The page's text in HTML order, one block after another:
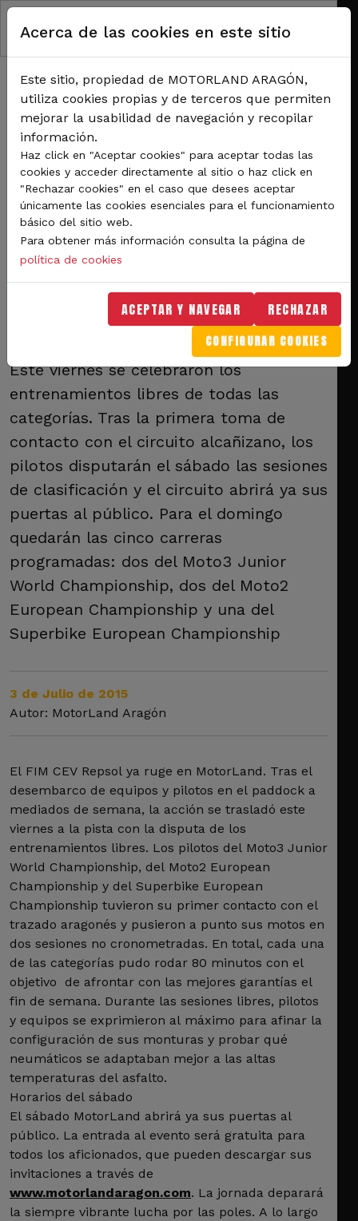
Pasar al contenido principal
RUTA DE NAVEGACIÓN
El FIM CEV Repsol acelera en MotorLand con la primera jornada de actividad en
pista
El FIM CEV Repsol acelera
en MotorLand con la
primera jornada de
actividad en pista
Este viernes se celebraron los
entrenamientos libres de todas las
categorías. Tras la primera toma de
contacto con el circuito alcañizano, los
pilotos disputarán el sábado las sesiones
de clasificación y el circuito abrirá ya sus
puertas al público. Para el domingo
quedarán las cinco carreras
programadas: dos del Moto3 Junior
World Championship, dos del Moto2
European Championship y una del
Superbike European Championship
3 de Julio de 2015
Autor: MotorLand Aragón
El FIM CEV Repsol ya ruge en MotorLand. Tras el
desembarco de equipos y pilotos en el paddock a
mediados de semana, la acción se trasladó este
viernes a la pista con la disputa de los
entrenamientos libres. Los pilotos del Moto3 Junior
World Championship, del Moto2 European
Championship y del Superbike European
Championship tuvieron su primer contacto con el
trazado aragonés y pusieron a punto sus motos en
dos sesiones no cronometradas. En total, cada una
de las categorías pudo rodar 80 minutos con el
objetivo de afrontar con las mejores garantías el
fin de semana. Durante las sesiones libres, pilotos
y equipos se exprimieron al máximo para afinar la
configuración de sus monturas y probar qué
neumáticos se adaptaban mejor a las altas
temperaturas del asfalto.
Horarios del sábado
El sábado MotorLand abrirá ya sus puertas al
público. La entrada al evento será gratuita para
todos los aficionados, que pueden descargar sus
invitaciones a través de
www.motorlandaragon.com. La jornada deparará
la siempre vibrante lucha por las poles. A lo largo
Acerca de las cookies en este sitio
Este sitio, propiedad de MOTORLAND ARAGÓN,
utiliza cookies propias y de terceros que permiten
mejorar la usabilidad de navegación y recopilar
información.
Haz click en "Aceptar cookies" para aceptar todas las
cookies y acceder directamente al sitio o haz click en
"Rechazar cookies" en el caso que desees aceptar
únicamente las cookies esenciales para el funcionamiento
básico del sitio web.
Para obtener más información consulta la página de
política de cookies
ACEPTAR Y NAVEGAR RECHAZAR
CONFIGURAR COOKIES